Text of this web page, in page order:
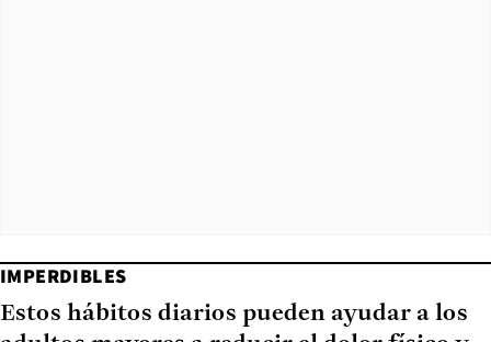
IMPERDIBLES
Estos hábitos diarios pueden ayudar a los